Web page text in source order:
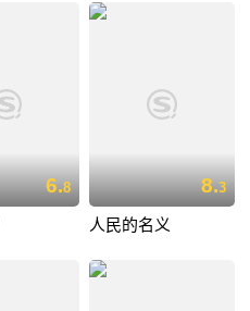
6.8 8.3
人民的名义